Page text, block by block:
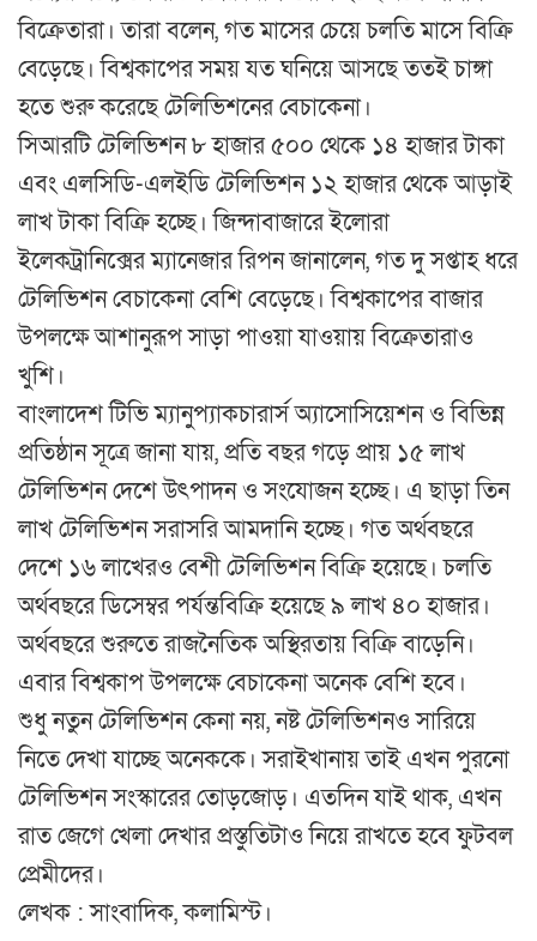
বিক্রেতারা। তারা বলেন, গত মাসের চেয়ে চলতি মাসে বিক্রি
বেড়েছে। বিশ্বকাপের সময় যত ঘনিয়ে আসছে ততই চাঙ্গা
হতে শুরু করেছে টেলিভিশনের বেচাকেনা।
সিআরটি টেলিভিশন ৮ হাজার ৫০০ থেকে ১৪ হাজার টাকা
এবং এলসিডি-এলইডি টেলিভিশন ১২ হাজার থেকে আড়াই
লাখ টাকা বিক্রি হচ্ছে। জিন্দাবাজারে ইলোরা
ইলেকট্রানিক্সের ম্যানেজার রিপন জানালেন, গত দু সপ্তাহ ধরে
টেলিভিশন বেচাকেনা বেশি বেড়েছে। বিশ্বকাপের বাজার
উপলক্ষে আশানুরূপ সাড়া পাওয়া যাওয়ায় বিক্রেতারাও
খুশি।
বাংলাদেশ টিভি ম্যানুপ্যাকচারার্স অ্যাসোসিয়েশন ও বিভিন্ন
প্রতিষ্ঠান সূত্রে জানা যায়, প্রতি বছর গড়ে প্রায় ১৫ লাখ
টেলিভিশন দেশে উৎপাদন ও সংযোজন হচ্ছে। এ ছাড়া তিন
লাখ টেলিভিশন সরাসরি আমদানি হচ্ছে। গত অর্থবছরে
দেশে ১৬ লাখেরও বেশী টেলিভিশন বিক্রি হয়েছে। চলতি
অর্থবছরে ডিসেম্বর পর্যন্তবিক্রি হয়েছে ৯ লাখ ৪০ হাজার।
অর্থবছরে শুরুতে রাজনৈতিক অস্থিরতায় বিক্রি বাড়েনি।
এবার বিশ্বকাপ উপলক্ষে বেচাকেনা অনেক বেশি হবে।
শুধু নতুন টেলিভিশন কেনা নয়, নষ্ট টেলিভিশনও সারিয়ে
নিতে দেখা যাচ্ছে অনেককে। সরাইখানায় তাই এখন পুরনো
টেলিভিশন সংস্কারের তোড়জোড়। এতদিন যাই থাক, এখন
রাত জেগে খেলা দেখার প্রস্তুতিটাও নিয়ে রাখতে হবে ফুটবল
প্রেমীদের।
লেখক : সাংবাদিক, কলামিস্ট।